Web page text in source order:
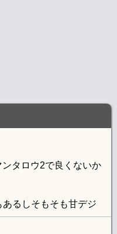
タロウ2で良くないか
るしそもそも甘デジ